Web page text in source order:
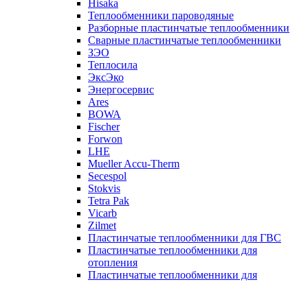
Hisaka
Теплообменники пароводяные
Разборные пластинчатые теплообменники
Сварные пластинчатые теплообменники
ЗЭО
Теплосила
ЭксЭко
Энергосервис
Ares
BOWA
Fischer
Forwon
LHE
Mueller Accu-Therm
Secespol
Stokvis
Tetra Pak
Vicarb
Zilmet
Пластинчатые теплообменники для ГВС
Пластинчатые теплообменники для
отопления
Пластинчатые теплообменники для